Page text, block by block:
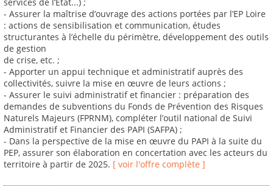
services de l’Etat...) ;
- Assurer la maîtrise d’ouvrage des actions portées par l’EP Loire
: actions de sensibilisation et communication, études
structurantes à l’échelle du périmètre, développement des outils
de gestion
de crise, etc. ;
- Apporter un appui technique et administratif auprès des
collectivités, suivre la mise en œuvre de leurs actions ;
- Assurer le suivi administratif et financier : préparation des
demandes de subventions du Fonds de Prévention des Risques
Naturels Majeurs (FPRNM), compléter l’outil national de Suivi
Administratif et Financier des PAPI (SAFPA) ;
- Dans la perspective de la mise en œuvre du PAPI à la suite du
PEP, assurer son élaboration en concertation avec les acteurs du
territoire à partir de 2025. [ voir l'offre complète ]